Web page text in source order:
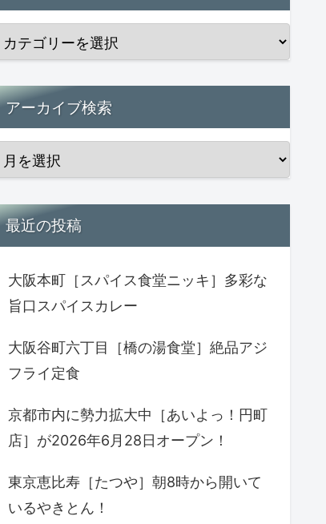
アーカイブ検索
最近の投稿
大阪本町［スパイス食堂ニッキ］多彩な
旨口スパイスカレー
大阪谷町六丁目［橋の湯食堂］絶品アジ
フライ定食
京都市内に勢力拡大中［あいよっ！円町
店］が2026年6月28日オープン！
東京恵比寿［たつや］朝8時から開いて
いるやきとん！